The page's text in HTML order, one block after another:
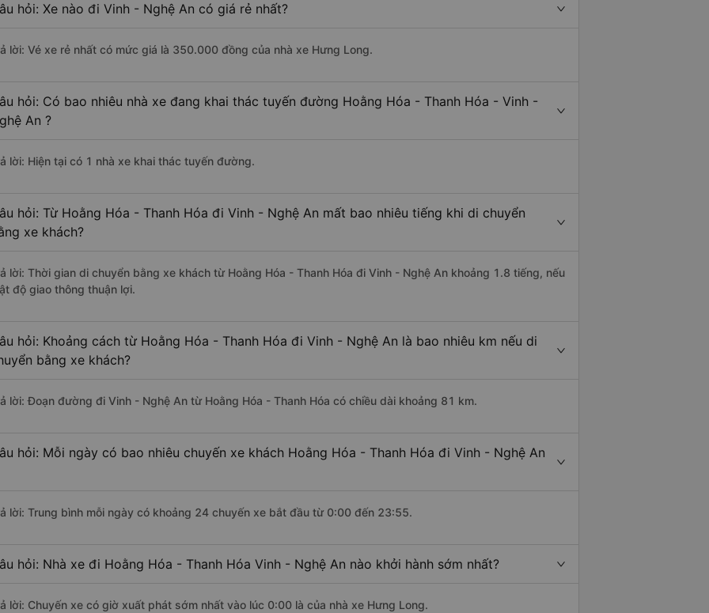
hỏi: Xe nào đi Vinh - Nghệ An có giá rẻ nhất?
lời: Vé xe rẻ nhất có mức giá là 350.000 đồng của nhà xe Hưng Long.
hỏi: Có bao nhiêu nhà xe đang khai thác tuyến đường Hoằng Hóa - Thanh Hóa - Vinh -
An ?
lời: Hiện tại có 1 nhà xe khai thác tuyến đường.
hỏi: Từ Hoằng Hóa - Thanh Hóa đi Vinh - Nghệ An mất bao nhiêu tiếng khi di chuyển
xe khách?
lời: Thời gian di chuyển bằng xe khách từ Hoằng Hóa - Thanh Hóa đi Vinh - Nghệ An khoảng 1.8 tiếng, nếu
độ giao thông thuận lợi.
hỏi: Khoảng cách từ Hoằng Hóa - Thanh Hóa đi Vinh - Nghệ An là bao nhiêu km nếu di
bằng xe khách?
lời: Đoạn đường đi Vinh - Nghệ An từ Hoằng Hóa - Thanh Hóa có chiều dài khoảng 81 km.
hỏi: Mỗi ngày có bao nhiêu chuyến xe khách Hoằng Hóa - Thanh Hóa đi Vinh - Nghệ An
lời: Trung bình mỗi ngày có khoảng 24 chuyến xe bắt đầu từ 0:00 đến 23:55.
hỏi: Nhà xe đi Hoằng Hóa - Thanh Hóa Vinh - Nghệ An nào khởi hành sớm nhất?
lời: Chuyến xe có giờ xuất phát sớm nhất vào lúc 0:00 là của nhà xe Hưng Long.